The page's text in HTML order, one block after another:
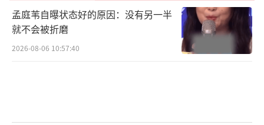
音乐会《世界的尽头》北京站谢幕
《北青艺评》评价这场音乐会“就像是和
三宝一起回溯过往,把记忆里的片段重新抛光镀
孟庭苇自曝状态好的原因：没有另一半
就不会被折磨
2026-08-06 10:57:40